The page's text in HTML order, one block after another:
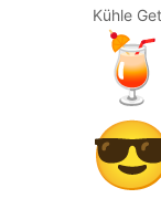
Kühle